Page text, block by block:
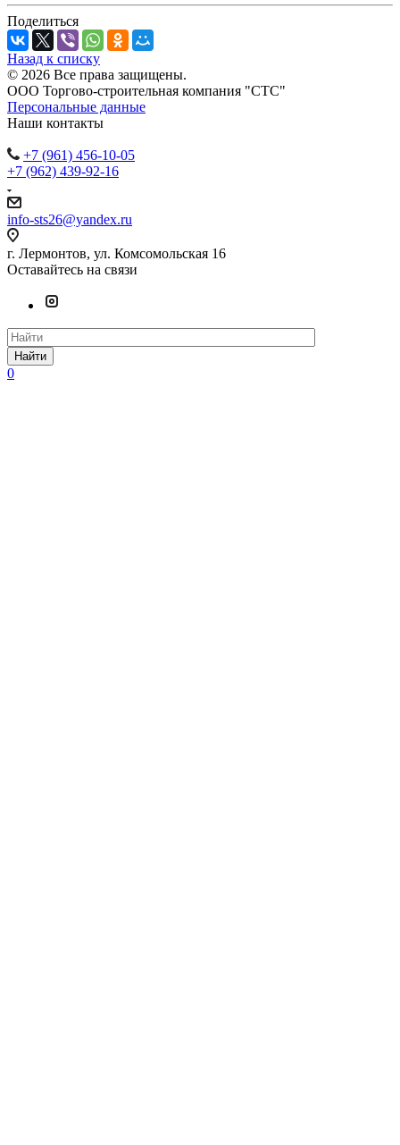
Поделиться
Назад к списку
© 2026 Все права защищены.
ООО Торгово-строительная компания "СТС"
Персональные данные
Наши контакты
+7 (961) 456-10-05
+7 (962) 439-92-16
info-sts26@yandex.ru
г. Лермонтов, ул. Комсомольская 16
Оставайтесь на связи
Найти
0